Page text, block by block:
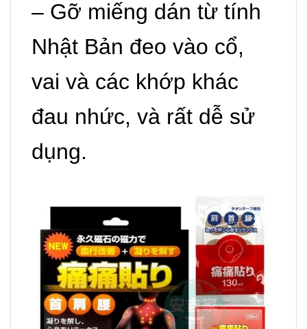
– Gỡ miếng dán từ tính
Nhật Bản đeo vào cổ,
vai và các khớp khác
đau nhức, và rất dễ sử
dụng.